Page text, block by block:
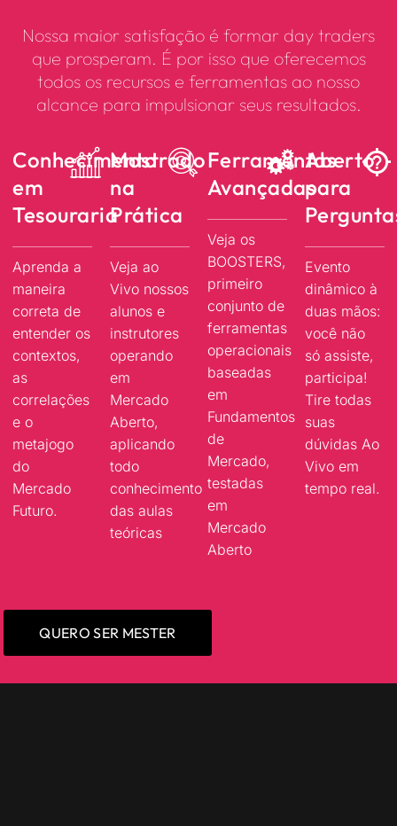
Nossa maior satisfação é formar day traders
que prosperam. É por isso que oferecemos
todos os recursos e ferramentas ao nosso
alcance para impulsionar seus resultados.
Conhecimento
em
Tesouraria
Aprenda a
maneira
correta de
entender os
contextos,
as
correlações
e o
metajogo
do
Mercado
Futuro.
Mostrado
na
Prática
Veja ao
Vivo nossos
alunos e
instrutores
operando
em
Mercado
Aberto,
aplicando
todo
conhecimento
das aulas
teóricas
Ferramentas
Avançadas
Veja os
BOOSTERS,
primeiro
conjunto de
ferramentas
operacionais
baseadas
em
Fundamentos
de
Mercado,
testadas
em
Mercado
Aberto
Aberto
para
Evento
dinâmico à
duas mãos:
você não
só assiste,
participa!
Tire todas
suas
dúvidas Ao
Vivo em
tempo real.
QUERO SER MESTER